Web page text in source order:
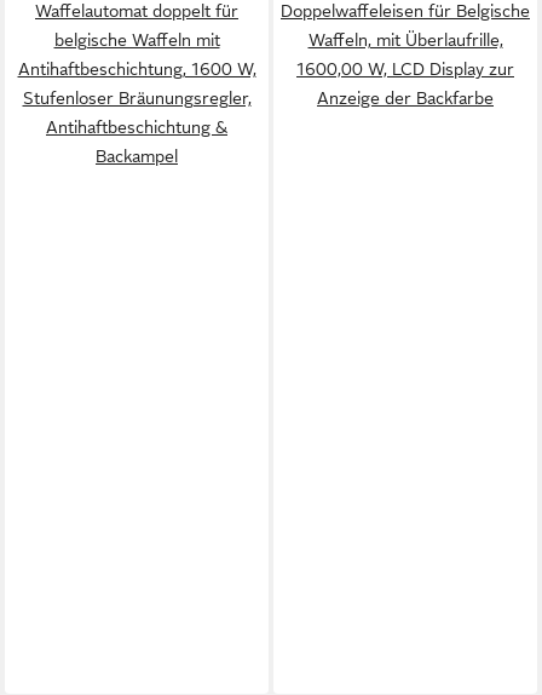
Waffelautomat doppelt für
belgische Waffeln mit
Antihaftbeschichtung, 1600 W,
Stufenloser Bräunungsregler,
Antihaftbeschichtung &
Backampel
Doppelwaffeleisen für Belgische
Waffeln, mit Überlaufrille,
1600,00 W, LCD Display zur
Anzeige der Backfarbe